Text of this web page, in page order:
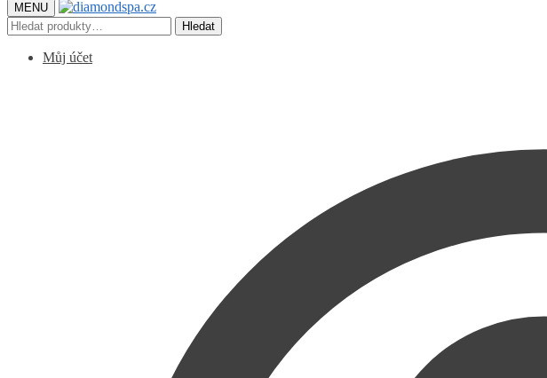
MENU
Hledat: Hledat
Můj účet